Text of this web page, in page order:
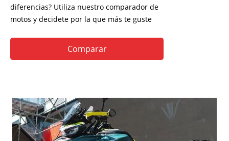
diferencias? Utiliza nuestro comparador de
motos y decidete por la que más te guste
Comparar